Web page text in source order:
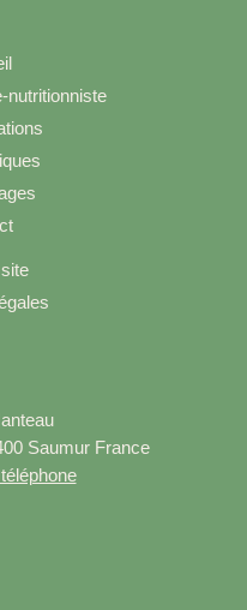
nutritionniste
Saumur France